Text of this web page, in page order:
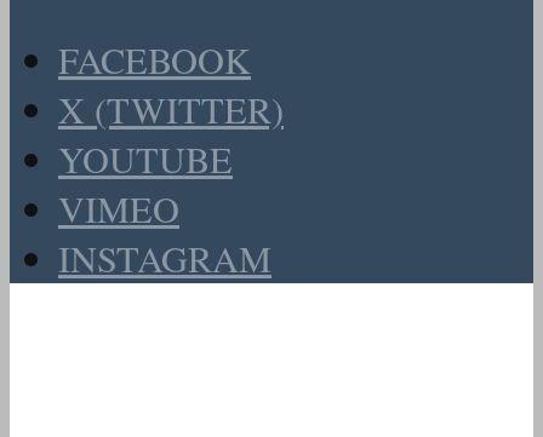
FACEBOOK
X (TWITTER)
YOUTUBE
VIMEO
INSTAGRAM